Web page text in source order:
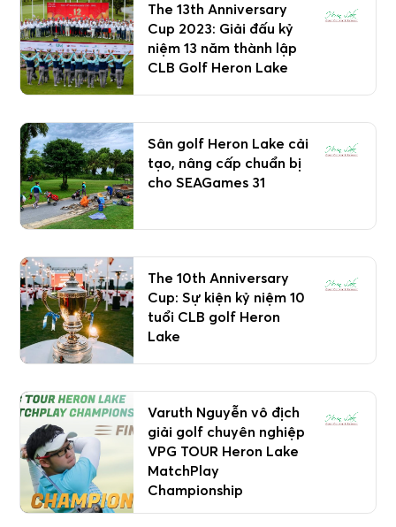
The 13th Anniversary
Cup 2023: Giải đấu kỷ
niệm 13 năm thành lập
CLB Golf Heron Lake
Sân golf Heron Lake cải
tạo, nâng cấp chuẩn bị
cho SEAGames 31
The 10th Anniversary
Cup: Sự kiện kỷ niệm 10
tuổi CLB golf Heron
Lake
Varuth Nguyễn vô địch
giải golf chuyên nghiệp
VPG TOUR Heron Lake
MatchPlay
Championship